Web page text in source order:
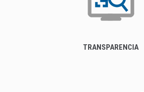
TRANSPARENCIA